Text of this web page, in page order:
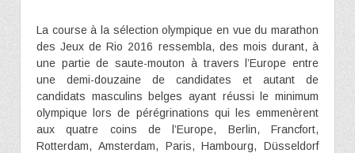
La course à la sélection olympique en vue du marathon
des Jeux de Rio 2016 ressembla, des mois durant, à
une partie de saute-mouton à travers l’Europe entre
une demi-douzaine de candidates et autant de
candidats masculins belges ayant réussi le minimum
olympique lors de pérégrinations qui les emmenèrent
aux quatre coins de l’Europe, Berlin, Francfort,
Rotterdam, Amsterdam, Paris, Hambourg, Düsseldorf